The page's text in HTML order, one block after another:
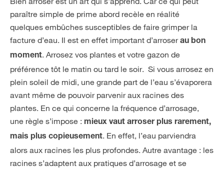
paraître simple de prime abord recèle en réalité
quelques embûches susceptibles de faire grimper la
facture d’eau. Il est en effet important d’arroserau bon
moment. Arrosez vos plantes et votre gazon de
préférence tôt le matin ou tard le soir. Si vous arrosez en
plein soleil de midi, une grande part de l’eau s’évaporera
avant même de pouvoir parvenir aux racines des
plantes. En ce qui concerne la fréquence d’arrosage,
une règle s’impose : mieux vaut arroser plus rarement,
mais plus copieusement. En effet, l’eau parviendra
alors aux racines les plus profondes. Autre avantage : les
racines s’adaptent aux pratiques d’arrosage et se